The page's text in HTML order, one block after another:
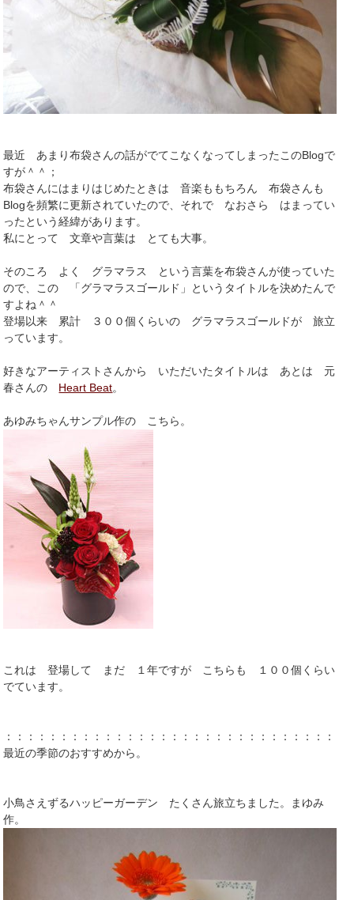
最近 あまり布袋さんの話がでてこなくなってしまったこのBlogで
すが＾＾；
布袋さんにはまりはじめたときは 音楽ももちろん 布袋さんも
Blogを頻繁に更新されていたので、それで なおさら はまってい
ったという経緯があります。
私にとって 文章や言葉は とても大事。
そのころ よく グラマラス という言葉を布袋さんが使っていた
ので、この 「グラマラスゴールド」というタイトルを決めたんで
すよね＾＾
登場以来 累計 ３００個くらいの グラマラスゴールドが 旅立
っています。
好きなアーティストさんから いただいたタイトルは あとは 元
春さんの Heart Beat。
あゆみちゃんサンプル作の こちら。
これは 登場して まだ １年ですが こちらも １００個くらい
でています。
：：：：：：：：：：：：：：：：：：：：：：：：：：：：：：：
最近の季節のおすすめから。
小鳥さえずるハッピーガーデン たくさん旅立ちました。まゆみ
作。